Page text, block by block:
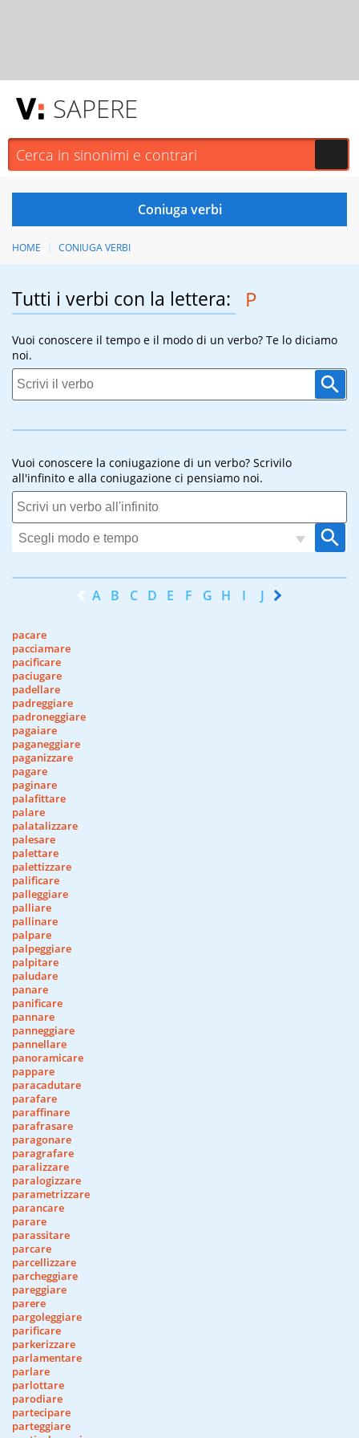
SAPERE
HOME CONIUGA VERBI
Tutti i verbi con la lettera: P
Vuoi conoscere il tempo e il modo di un verbo? Te lo diciamo
noi.
Vuoi conoscere la coniugazione di un verbo? Scrivilo
all'infinito e alla coniugazione ci pensiamo noi.
A B C D E F G H I J K
pacare
pacciamare
pacificare
paciugare
padellare
padreggiare
padroneggiare
pagaiare
paganeggiare
paganizzare
pagare
paginare
palafittare
palare
palatalizzare
palesare
palettare
palettizzare
palificare
palleggiare
palliare
pallinare
palpare
palpeggiare
palpitare
paludare
panare
panificare
pannare
panneggiare
pannellare
panoramicare
pappare
paracadutare
parafare
paraffinare
parafrasare
paragonare
paragrafare
paralizzare
paralogizzare
parametrizzare
parancare
parare
parassitare
parcare
parcellizzare
parcheggiare
pareggiare
parere
pargoleggiare
parificare
parkerizzare
parlamentare
parlare
parlottare
parodiare
partecipare
parteggiare